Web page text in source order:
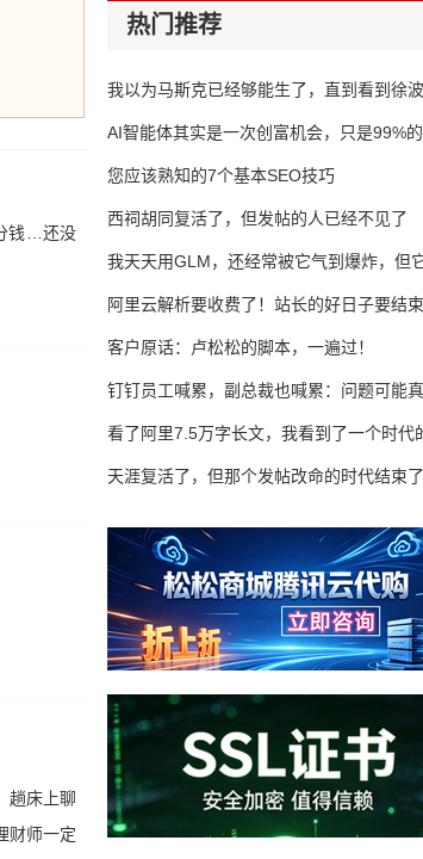
钱…还没
趟床上聊
财师一定
热门推荐
我以为马斯克已经够能生了，直到看到
AI智能体其实是一次创富机会，只是99%
错过了
您应该熟知的7个基本SEO技巧
西祠胡同复活了，但发帖的人已经不见了
我天天用GLM，还经常被它气到爆炸，但
16万亿
阿里云解析要收费了！站长的好日子要结
客户原话：卢松松的脚本，一遍过！
钉钉员工喊累，副总裁也喊累：问题可能
了
看了阿里7.5万字长文，我看到了一个时代
天涯复活了，但那个发帖改命的时代结束了